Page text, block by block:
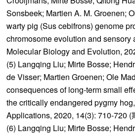
Sonsbeek; Martien A. M. Groenen;
warty pig (Sus cebifrons) genome
chromosome evolution and sensory
Molecular Biology and Evolution,
(5) Langqing Liu; Mirte Bosse;
de Visser; Martien Groenen; Ole
consequences of long‐term small
the critically endangered pygmy
Applications, 2020, 14(3): 710-720 (
(6) Langqing Liu; Mirte Bosse;